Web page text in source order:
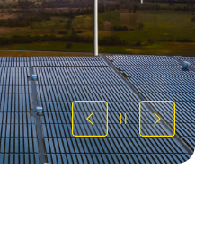
Poprzedni
Pauza